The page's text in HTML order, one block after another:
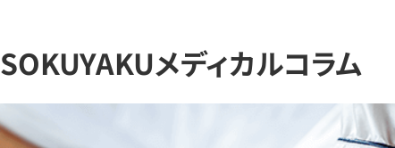
SOKUYAKUメディカルコラム